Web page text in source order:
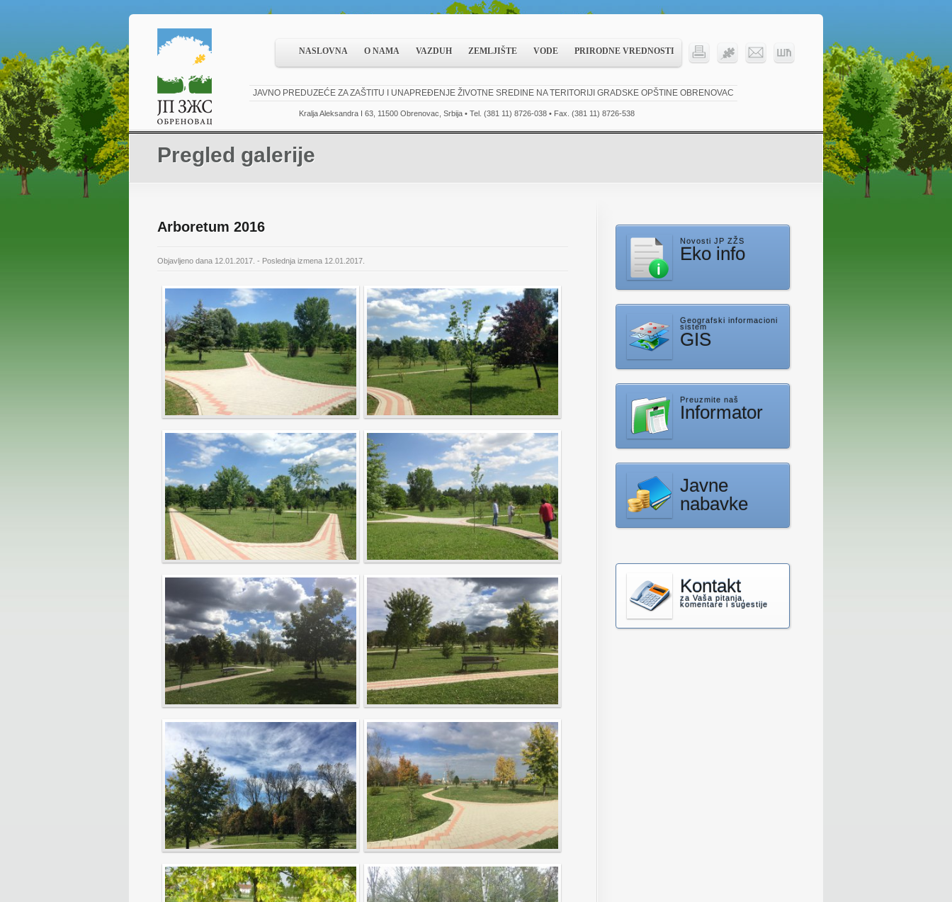
JAVNO PREDUZEĆE ZA ZAŠTITU I UNAPREĐENJE ŽIVOTNE SREDINE NA TERITORIJI GRADSKE OPŠTINE OBRENOVAC
Kralja Aleksandra I 63, 11500 Obrenovac, Srbija • Tel. (381 11) 8726-038 • Fax. (381 11) 8726-538
NASLOVNA O NAMA VAZDUH ZEMLJIŠTE VODE PRIRODNE VREDNOSTI
Pregled galerije
Arboretum 2016
Objavljeno dana 12.01.2017. - Poslednja izmena 12.01.2017.
Novosti JP ZŽS
Eko info
Geografski informacioni
sistem
GIS
Preuzmite naš
Informator
Javne
nabavke
Kontakt
za Vaša pitanja,
komentare i sugestije